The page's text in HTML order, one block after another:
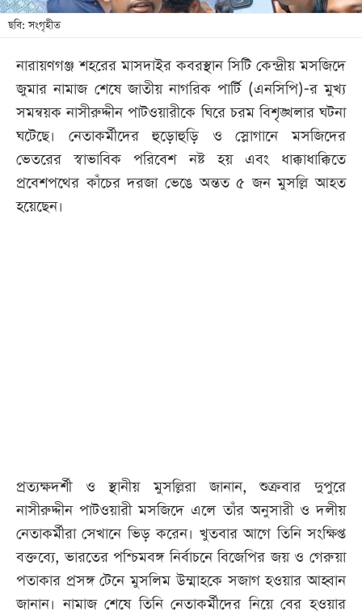
শিক্ষা
সব
বিভাগ
ভিডিও
ছবি: সংগৃহীত
নারায়ণগঞ্জ শহরের মাসদাইর কবরস্থান সিটি কেন্দ্রীয় মসজিদে
জুমার নামাজ শেষে জাতীয় নাগরিক পার্টি (এনসিপি)-র মুখ্য
সমন্বয়ক নাসীরুদ্দীন পাটওয়ারীকে ঘিরে চরম বিশৃঙ্খলার ঘটনা
ঘটেছে। নেতাকর্মীদের হুড়োহুড়ি ও স্লোগানে মসজিদের
ভেতরের স্বাভাবিক পরিবেশ নষ্ট হয় এবং ধাক্কাধাক্কিতে
প্রবেশপথের কাঁচের দরজা ভেঙে অন্তত ৫ জন মুসল্লি আহত
হয়েছেন।
প্রত্যক্ষদর্শী ও স্থানীয় মুসল্লিরা জানান, শুক্রবার দুপুরে
নাসীরুদ্দীন পাটওয়ারী মসজিদে এলে তাঁর অনুসারী ও দলীয়
নেতাকর্মীরা সেখানে ভিড় করেন। খুতবার আগে তিনি সংক্ষিপ্ত
বক্তব্যে, ভারতের পশ্চিমবঙ্গ নির্বাচনে বিজেপির জয় ও গেরুয়া
পতাকার প্রসঙ্গ টেনে মুসলিম উম্মাহকে সজাগ হওয়ার আহ্বান
জানান। নামাজ শেষে তিনি নেতাকর্মীদের নিয়ে বের হওয়ার